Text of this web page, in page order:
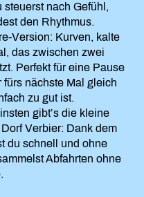
nach Gefühl,
den Rhythmus.
Version: Kurven, kalte
das zwischen zwei
Perfekt für eine Pause
nächste Mal gleich
zu gut ist.
gibt’s die kleine
Verbier: Dank dem
du schnell und ohne
Abfahrten ohne